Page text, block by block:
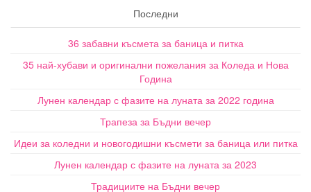
Последни
36 забавни късмета за баница и питка
35 най-хубави и оригинални пожелания за Коледа и Нова
Година
Лунен календар с фазите на луната за 2022 година
Трапеза за Бъдни вечер
Идеи за коледни и новогодишни късмети за баница или питка
Лунен календар с фазите на луната за 2023
Традициите на Бъдни вечер